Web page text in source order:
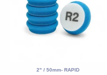
2" / 50mm- RAPID